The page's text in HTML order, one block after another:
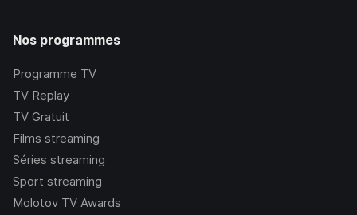
Nos programmes
Programme TV
TV Replay
TV Gratuit
Films streaming
Séries streaming
Sport streaming
Molotov TV Awards